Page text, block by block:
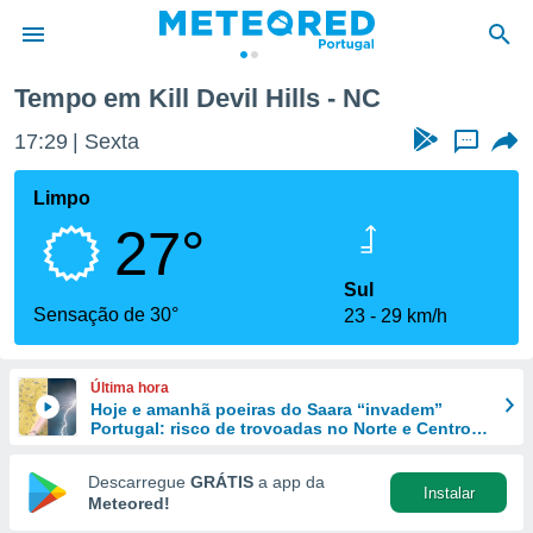
da
foi
fornecidas
a este
das
e
forma
digital
Tempo em Kill Devil Hills - NC
17:29 Sexta ...
Limpo
27°
Sensação de 30°
Sul
23
29 km/h
Última hora
Hoje e amanhã poeiras do Saara “invadem”
Portugal: risco de trovoadas no Norte e Centro
Descarregue GRÁTIS a app da
Meteored!
Instalar